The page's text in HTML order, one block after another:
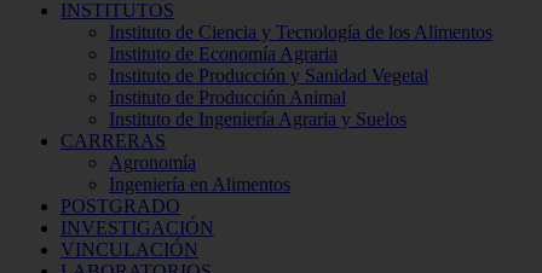
INSTITUTOS
Instituto de Ciencia y Tecnología de los Alimentos
Instituto de Economía Agraria
Instituto de Producción y Sanidad Vegetal
Instituto de Producción Animal
Instituto de Ingeniería Agraria y Suelos
CARRERAS
Agronomía
Ingeniería en Alimentos
POSTGRADO
INVESTIGACIÓN
VINCULACIÓN